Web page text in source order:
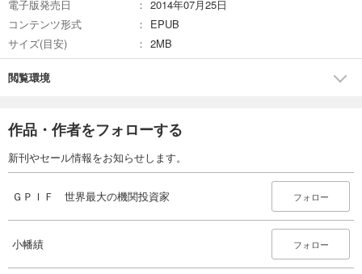
電子版発売日
2014年07月25日
コンテンツ形式
EPUB
サイズ(目安)
2MB
閲覧環境
作品・作者をフォローする
新刊やセール情報をお知らせします。
ＧＰＩＦ 世界最大の機関投資家 フォロー
小幡績 フォロー